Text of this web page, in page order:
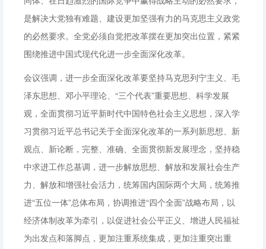
是解决大党独有难题、建设更加坚强有力的马克思主义政党
的必然要求。全党必须自觉把改革摆在更加突出位置，紧紧
围绕推进中国式现代化进一步全面深化改革。
会议强调，进一步全面深化改革要坚持马克思列宁主义、毛
泽东思想、邓小平理论、“三个代表”重要思想、科学发展
观，全面贯彻习近平新时代中国特色社会主义思想，深入学
习贯彻习近平总书记关于全面深化改革的一系列新思想、新
观点、新论断，完整、准确、全面贯彻新发展理念，坚持稳
中求进工作总基调，进一步解放思想、解放和发展社会生产
力、解放和增强社会活力，统筹国内国际两个大局，统筹推
进“五位一体”总体布局，协调推进“四个全面”战略布局，以
经济体制改革为牵引，以促进社会公平正义、增进人民福祉
为出发点和落脚点，更加注重系统集成，更加注重突出重